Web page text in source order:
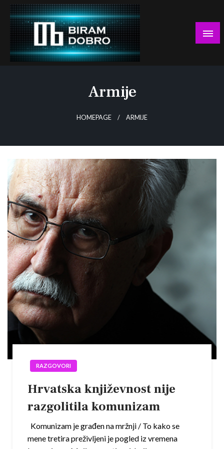
Skip
content
Armije
HOMEPAGE ARMIJE
RAZGOVORI
Hrvatska književnost nije
razgolitila komunizam
Komunizam je građen na mržnji / To kako se
mene tretira preživljeni je pogled iz vremena